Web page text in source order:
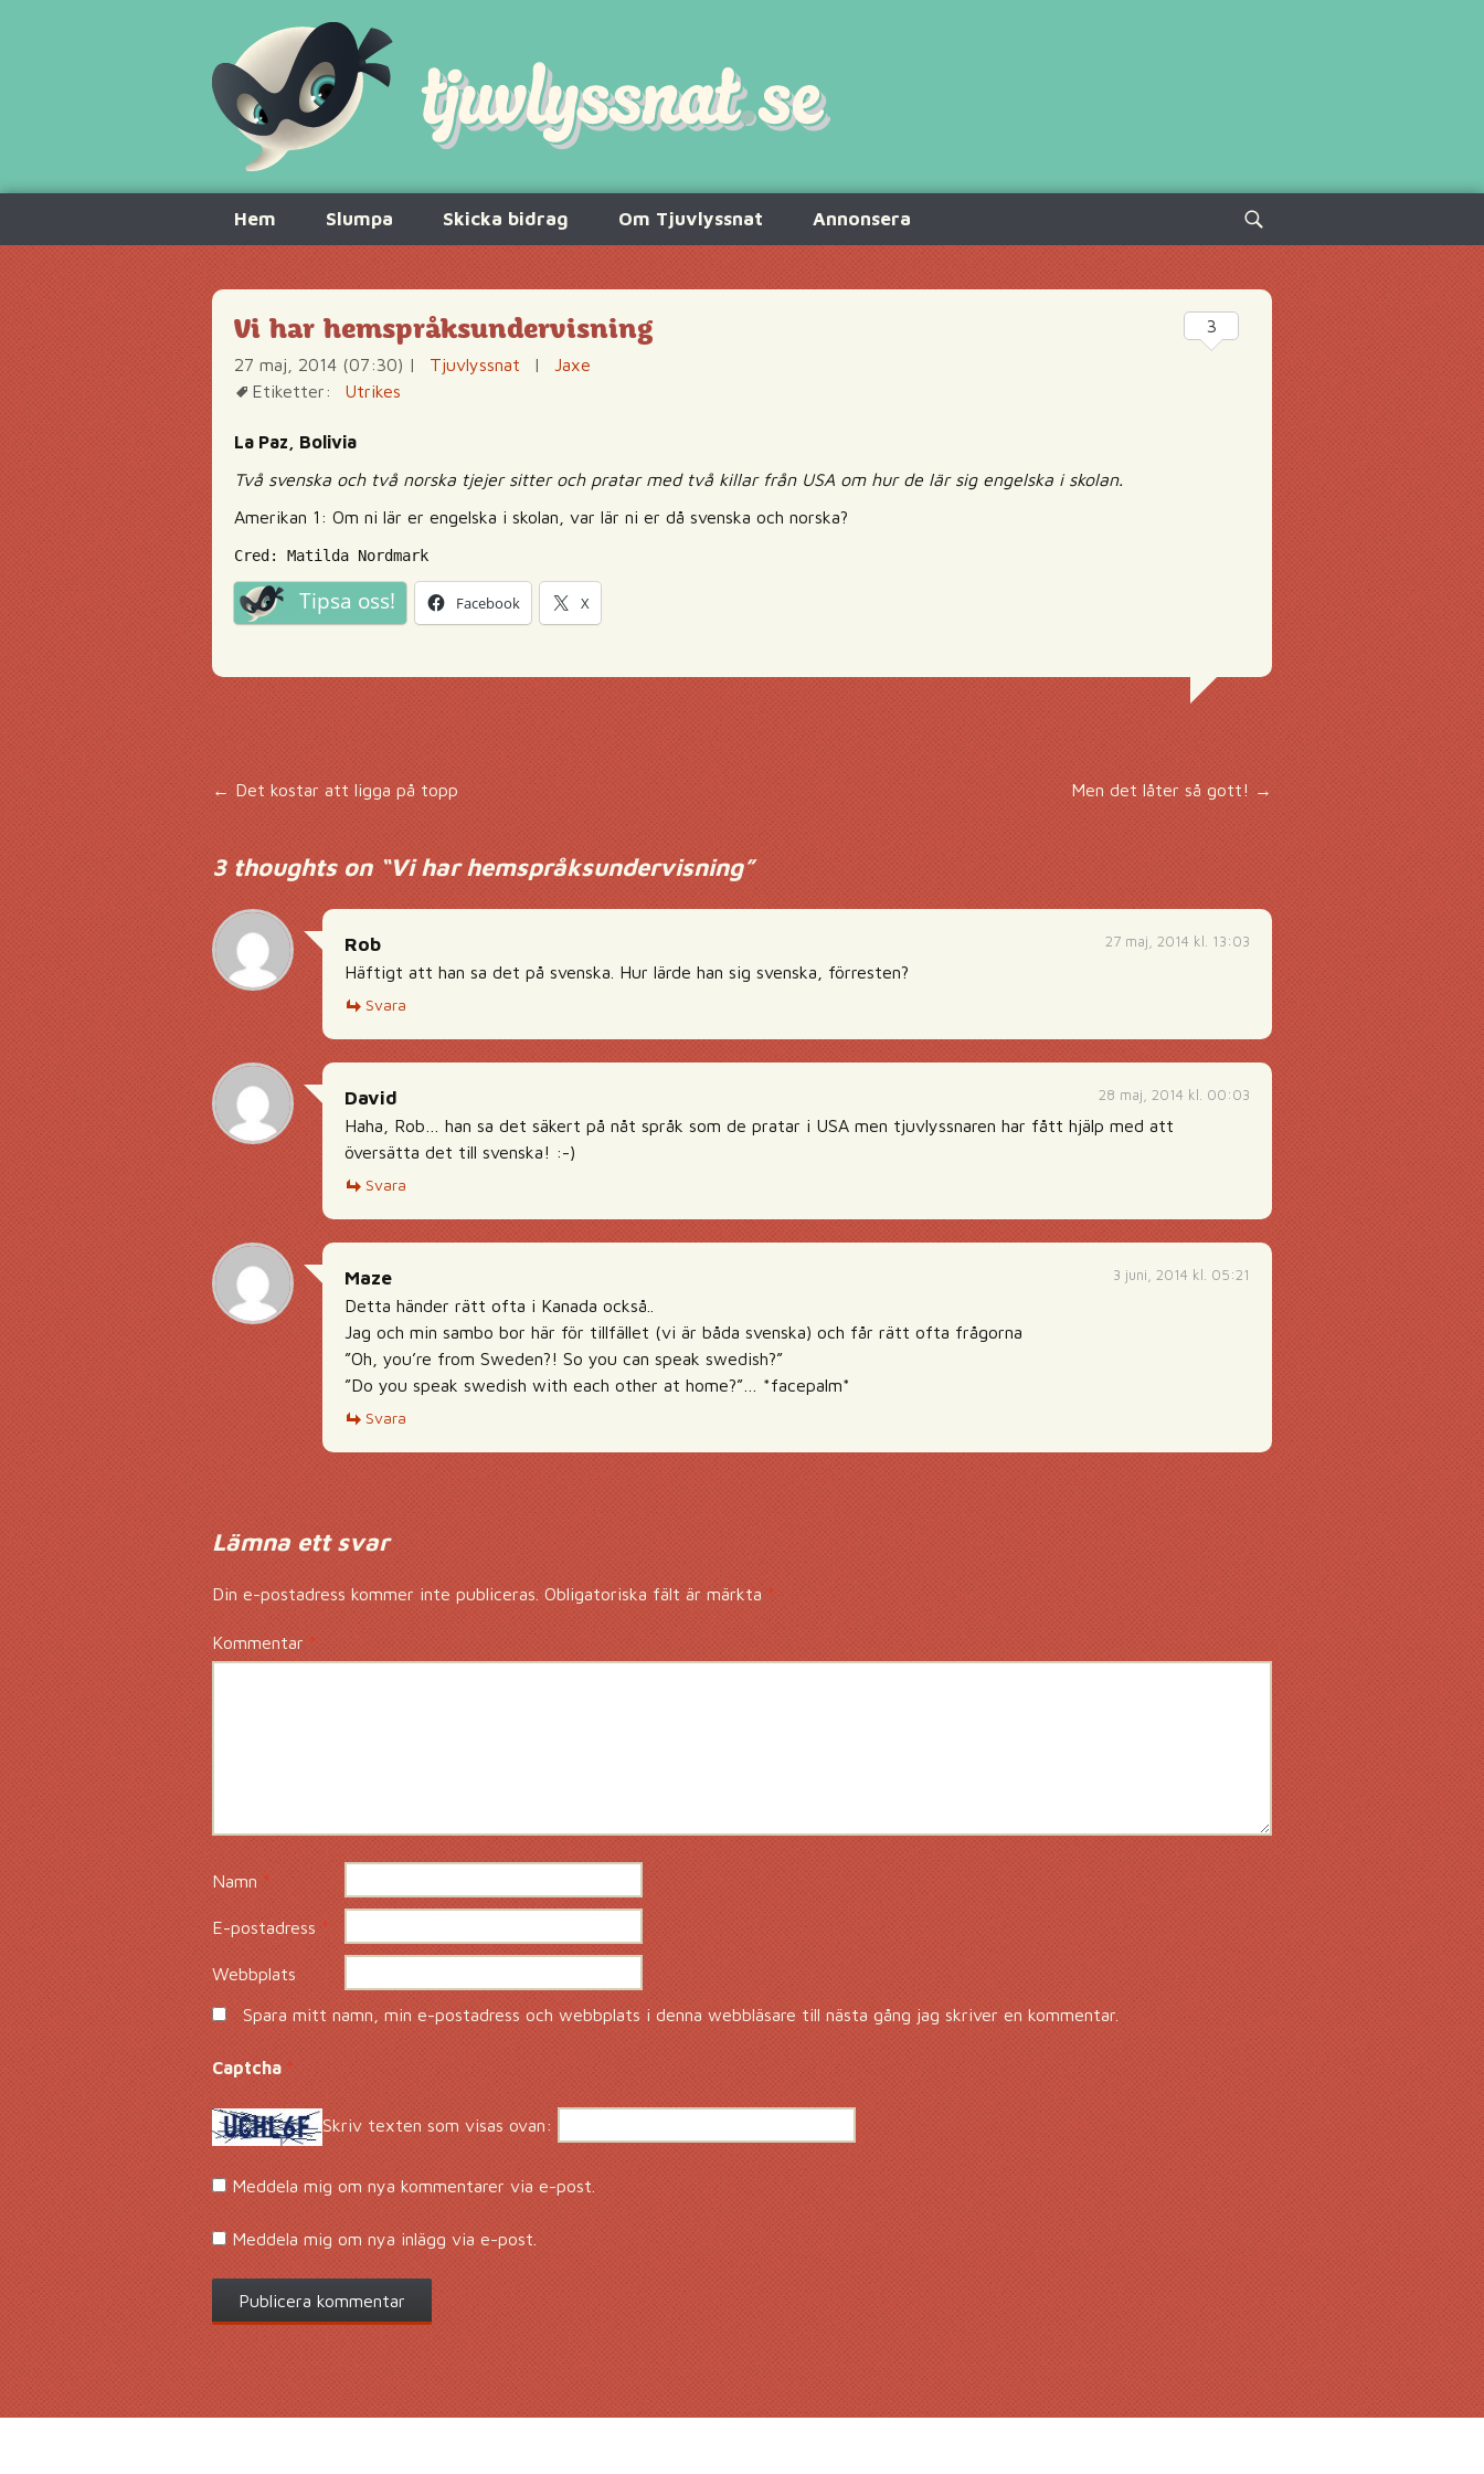
innehåll
Hem Slumpa Skicka bidrag Om Tjuvlyssnat Annonsera
Sök
efter:
Vi har hemspråksundervisning
27 maj, 2014 (07:30) | Tjuvlyssnat |
Jaxe
Etiketter:
Utrikes
La Paz, Bolivia
Två svenska och två norska tjejer sitter och pratar med två killar från USA om hur de lär sig engelska i skolan.
Amerikan 1: Om ni lär er engelska i skolan, var lär ni er då svenska och norska?
Cred: Matilda Nordmark
Tipsa oss! Facebook X
3
Inläggsnavigering
←Det kostar att ligga på topp Men det låter så gott! →
3 thoughts on “Vi har hemspråksundervisning”
27 maj, 2014 kl. 13:03
Rob
Häftigt att han sa det på svenska. Hur lärde han sig svenska, förresten?
Svara
28 maj, 2014 kl. 00:03
David
Haha, Rob… han sa det säkert på nåt språk som de pratar i USA men tjuvlyssnaren har fått hjälp med att
översätta det till svenska! :-)
Svara
3 juni, 2014 kl. 05:21
Maze
Detta händer rätt ofta i Kanada också..
Jag och min sambo bor här för tillfället (vi är båda svenska) och får rätt ofta frågorna
”Oh, you’re from Sweden?! So you can speak swedish?”
”Do you speak swedish with each other at home?”… *facepalm*
Svara
Lämna ett svar
Din e-postadress kommer inte publiceras. Obligatoriska fält är märkta*
Kommentar *
Namn*
E-postadress*
Webbplats
Spara mitt namn, min e-postadress och webbplats i denna webbläsare till nästa gång jag skriver en kommentar.
Captcha*
Skriv texten som visas ovan:
Meddela mig om nya kommentarer via e-post.
Meddela mig om nya inlägg via e-post.